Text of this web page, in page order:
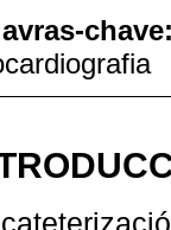
chave: